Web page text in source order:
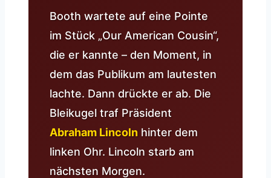
Booth wartete auf eine Pointe
im Stück „Our American Cousin“,
die er kannte – den Moment, in
dem das Publikum am lautesten
lachte. Dann drückte er ab. Die
Bleikugel traf Präsident
Abraham Lincoln hinter dem
linken Ohr. Lincoln starb am
nächsten Morgen.